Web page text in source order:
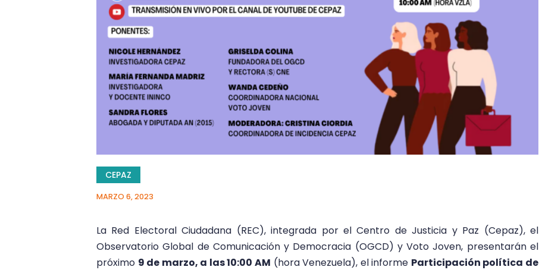
CEPAZ
MARZO 6, 2023
La Red Electoral Ciudadana (REC), integrada por el Centro de Justicia y Paz (Cepaz), el
Observatorio Global de Comunicación y Democracia (OGCD) y Voto Joven, presentarán el
próximo 9 de marzo, a las 10:00 AM (hora Venezuela), el informe Participación política de